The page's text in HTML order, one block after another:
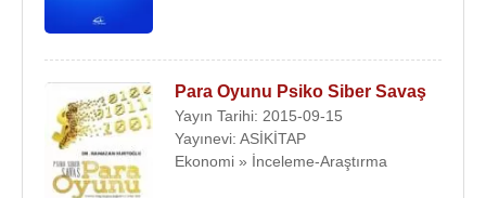
Para Oyunu Psiko Siber Savaş
Yayın Tarihi: 2015-09-15
Yayınevi: ASİKİTAP
Ekonomi » İnceleme-Araştırma